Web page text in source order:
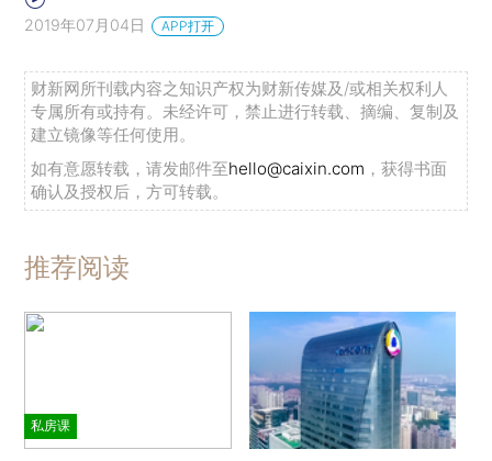
2019年07月04日 APP打开
财新网所刊载内容之知识产权为财新传媒及/或相关权利人
专属所有或持有。未经许可，禁止进行转载、摘编、复制及
建立镜像等任何使用。
如有意愿转载，请发邮件至hello@caixin.com ，获得书面
确认及授权后，方可转载。
推荐阅读
私房课